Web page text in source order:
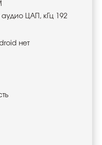
ЦАП, кГц 192
нет